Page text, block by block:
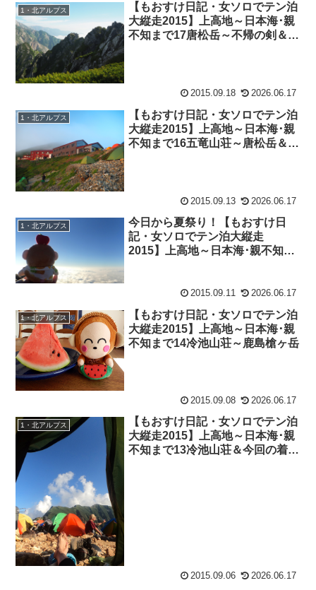
1・北アルプス
【もおすけ日記・女ソロでテン泊
大縦走2015】上高地～日本海･親
不知まで17唐松岳～不帰の剣＆久
2015.09.18 2026.06.17
1・北アルプス
【もおすけ日記・女ソロでテン泊
大縦走2015】上高地～日本海･親
不知まで16五竜山荘～唐松岳＆ヘ
2015.09.13 2026.06.17
1・北アルプス
今日から夏祭り！【もおすけ日
記・女ソロでテン泊大縦走
2015】上高地～日本海･親不知ま
2015.09.11 2026.06.17
1・北アルプス
【もおすけ日記・女ソロでテン泊
大縦走2015】上高地～日本海･親
不知まで14冷池山荘～鹿島槍ヶ岳
2015.09.08 2026.06.17
1・北アルプス
【もおすけ日記・女ソロでテン泊
大縦走2015】上高地～日本海･親
不知まで13冷池山荘＆今回の着替
2015.09.06 2026.06.17